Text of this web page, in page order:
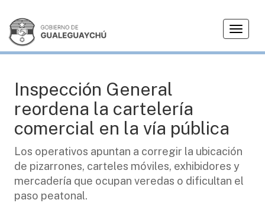
T
g
i
a
t
CIUDAD
Inspección General
reordena la cartelería
comercial en la vía pública
Los operativos apuntan a corregir la ubicación
de pizarrones, carteles móviles, exhibidores y
mercadería que ocupan veredas o dificultan el
paso peatonal.